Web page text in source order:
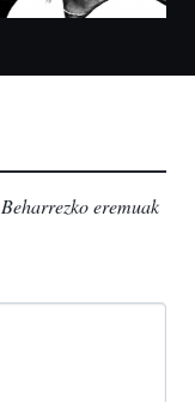
Beharrezko eremuak